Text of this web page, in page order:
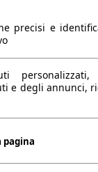
precisi e
personalizzati,
e degli annunci,
pagina